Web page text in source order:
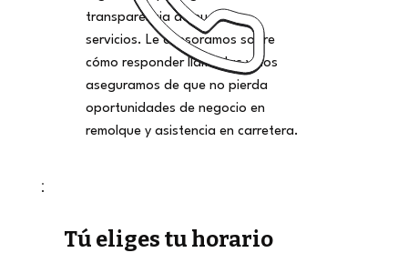
transparencia de nuestros
servicios. Le asesoramos sobre
cómo responder llamadas y nos
aseguramos de que no pierda
oportunidades de negocio en
remolque y asistencia en carretera.
Tú eliges tu horario